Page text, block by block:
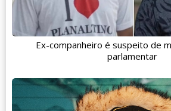
Ex-companheiro é suspeito de
parlamentar